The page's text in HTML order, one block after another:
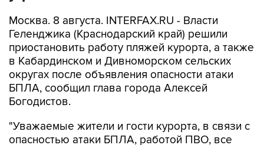
Москва. 8 августа. INTERFAX.RU - Власти
Геленджика (Краснодарский край) решили
приостановить работу пляжей курорта, а также
в Кабардинском и Дивноморском сельских
округах после объявления опасности атаки
БПЛА, сообщил глава города Алексей
Богодистов.
"Уважаемые жители и гости курорта, в связи с
опасностью атаки БПЛА, работой ПВО, все